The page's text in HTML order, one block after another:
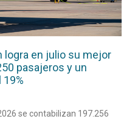
logra en julio su mejor
pasajeros y un
se contabilizan 197.256